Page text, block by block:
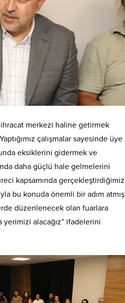
merkezi haline getirmek
çalışmalar sayesinde üye
eksiklerini gidermek ve
daha güçlü hale gelmelerini
kapsamında gerçekleştirdiğimiz
bu konuda önemli bir adım atmış
düzenlenecek olan fuarlara
yerimizi alacağız” ifadelerini